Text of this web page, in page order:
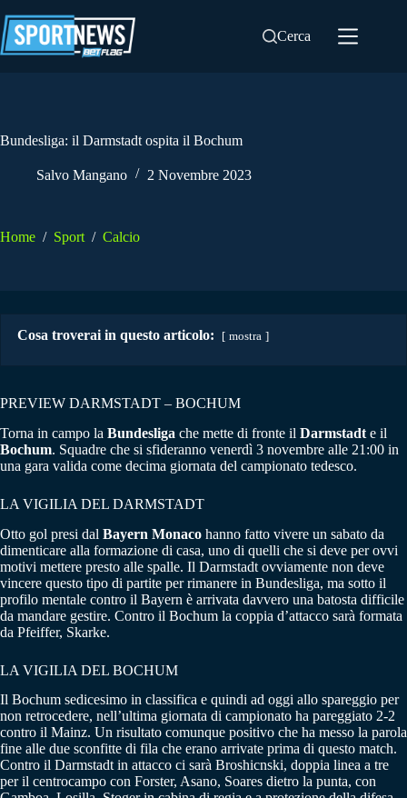
al
contenuto
Cerca
Bundesliga: il Darmstadt ospita il Bochum
Salvo Mangano 2 Novembre 2023
Home / Sport / Calcio
Cosa troverai in questo articolo: mostra
PREVIEW DARMSTADT – BOCHUM
Torna in campo la Bundesliga che mette di fronte il Darmstadt e il
Bochum. Squadre che si sfideranno venerdì 3 novembre alle 21:00 in
una gara valida come decima giornata del campionato tedesco.
LA VIGILIA DEL DARMSTADT
Otto gol presi dal Bayern Monaco hanno fatto vivere un sabato da
dimenticare alla formazione di casa, uno di quelli che si deve per ovvi
motivi mettere presto alle spalle. Il Darmstadt ovviamente non deve
vincere questo tipo di partite per rimanere in Bundesliga, ma sotto il
profilo mentale contro il Bayern è arrivata davvero una batosta difficile
da mandare gestire. Contro il Bochum la coppia d’attacco sarà formata
da Pfeiffer, Skarke.
LA VIGILIA DEL BOCHUM
Il Bochum sedicesimo in classifica e quindi ad oggi allo spareggio per
non retrocedere, nell’ultima giornata di campionato ha pareggiato 2-2
contro il Mainz. Un risultato comunque positivo che ha messo la parola
fine alle due sconfitte di fila che erano arrivate prima di questo match.
Contro il Darmstadt in attacco ci sarà Broshicnski, doppia linea a tre
per il centrocampo con Forster, Asano, Soares dietro la punta, con